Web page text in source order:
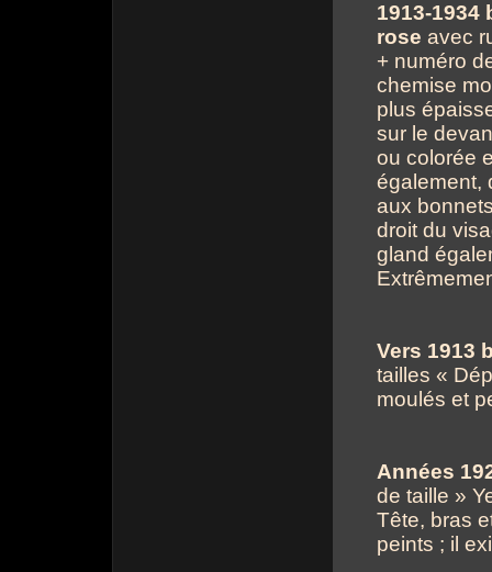
1913-1934
rose avec
+ numéro
chemise
plus
sur le
ou colorée
également,
aux
droit du
gland
Vers 1913
tailles «
moulés et
Années
de taille »
Tête, bras
peints ; il